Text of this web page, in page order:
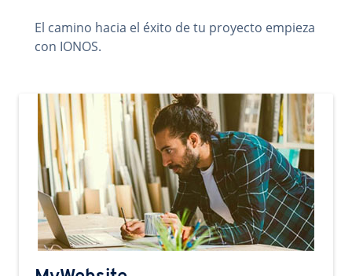
El camino hacia el éxito de tu proyecto empieza
con IONOS.